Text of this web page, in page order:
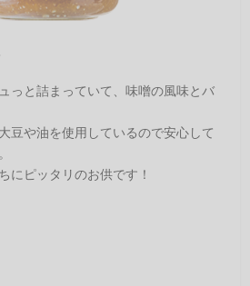
っと詰まっていて、味噌の風味とバ
豆や油を使用しているので安心して
にピッタリのお供です！